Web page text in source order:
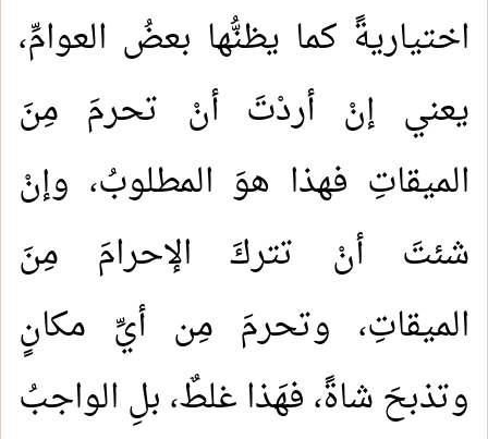
اختياريةً كما يظنُّها بعضُ العوامِّ،
يعني إنْ أردْتَ أنْ تحرمَ مِنَ
الميقاتِ فهذا هوَ المطلوبُ، وإنْ
شئتَ أنْ تتركَ الإحرامَ مِنَ
الميقاتِ، وتحرمَ مِن أيِّ مكانٍ
وتذبحَ شاةً، فهَذا غلطٌ، بلِ الواجبُ